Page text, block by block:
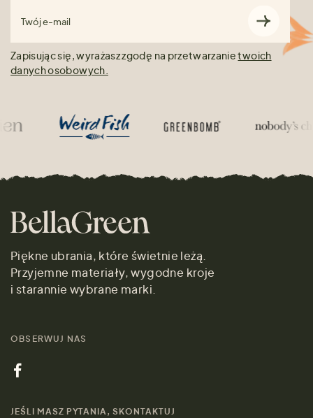
Twój e-mail
Zapisując się, wyrażasz zgodę na przetwarzanietwoich
danych osobowych.
Piękne ubrania, które świetnie leżą.
Przyjemne materiały, wygodne kroje
i starannie wybrane marki.
OBSERWUJ NAS
JEŚLI MASZ PYTANIA, SKONTAKTUJ